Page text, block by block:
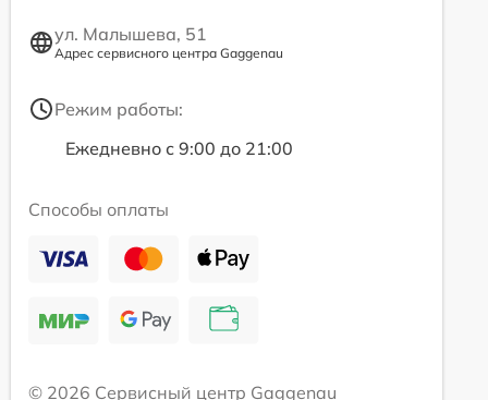
ул. Малышева, 51
Адрес сервисного центра Gaggenau
Режим работы:
Ежедневно с 9:00 до 21:00
Способы оплаты
© 2026 Сервисный центр Gaggenau